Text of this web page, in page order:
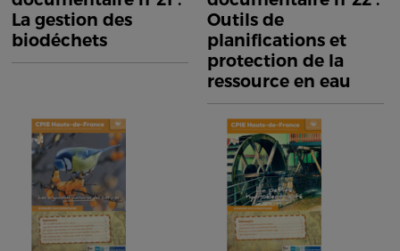
La gestion des
biodéchets
Outils de
planifications et
protection de la
ressource en eau